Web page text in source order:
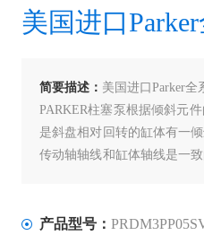
美国进口
简要描述： 美国进口Parker全
PARKER柱塞泵根据倾斜元
是斜盘相对回转的缸体有一
传动轴轴线和缸体轴线是一
产品型号：